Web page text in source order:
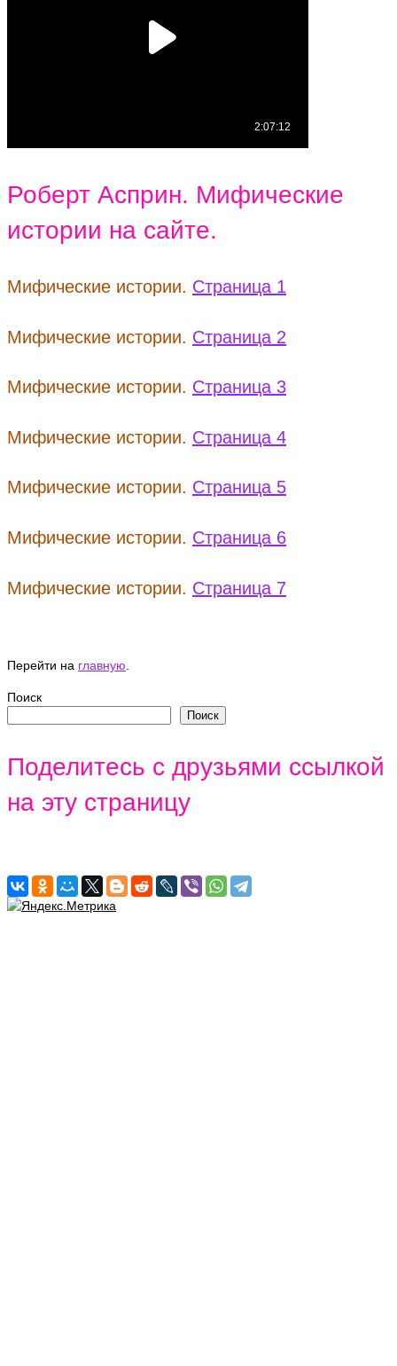
Роберт Асприн. Мифические
истории на сайте.
Мифические истории. Страница 1
Мифические истории. Страница 2
Мифические истории. Страница 3
Мифические истории. Страница 4
Мифические истории. Страница 5
Мифические истории. Страница 6
Мифические истории. Страница 7
Перейти на главную
Поиск
Поиск
Поделитесь с друзьями ссылкой
на эту страницу